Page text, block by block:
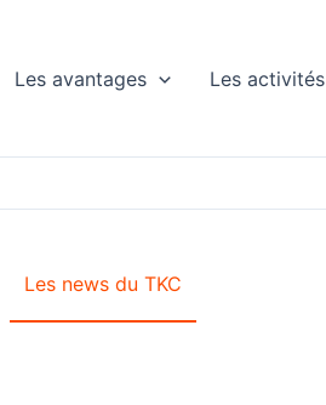
Les avantages Les activités
Les news du TKC